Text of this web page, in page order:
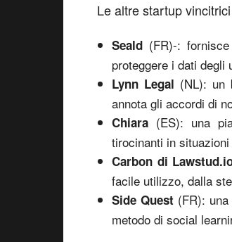
Le altre startup
Seald (FR)-:
proteggere i dati degli
Lynn Legal (NL): un
annota gli accordi di
Chiara (ES): una
tirocinanti in
Carbon di
facile utilizzo, dalla
Side Quest (FR):
metodo di social